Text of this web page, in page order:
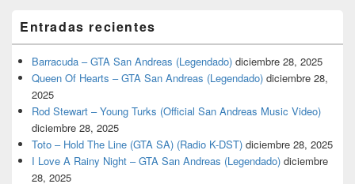
Entradas recientes
Barracuda – GTA San Andreas (Legendado) diciembre 28, 2025
Queen Of Hearts – GTA San Andreas (Legendado) diciembre 28,
2025
Rod Stewart – Young Turks (Official San Andreas Music Video)
diciembre 28, 2025
Toto – Hold The Line (GTA SA) (Radio K-DST) diciembre 28, 2025
I Love A Rainy Night – GTA San Andreas (Legendado) diciembre
28, 2025